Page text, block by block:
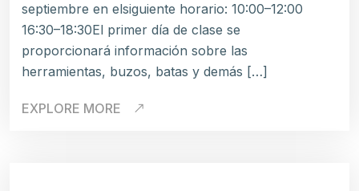
septiembre en elsiguiente horario: 10:00–12:00
16:30–18:30El primer día de clase se
proporcionará información sobre las
herramientas, buzos, batas y demás […]
EXPLORE MORE